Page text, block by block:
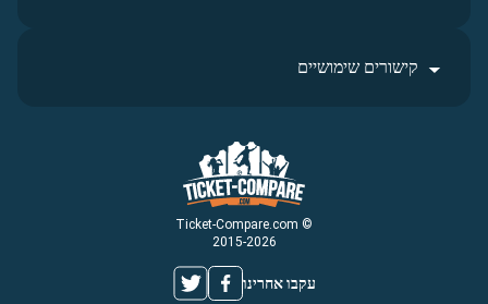
© Ticket-Compare.com
2015-2026
עקבו אחרינו
קישורים שימושיים